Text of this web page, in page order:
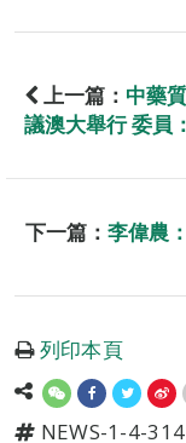
上一篇： 中藥
議澳大舉行 委員
下一篇： 李偉農
列印本頁
NEWS-1-4-